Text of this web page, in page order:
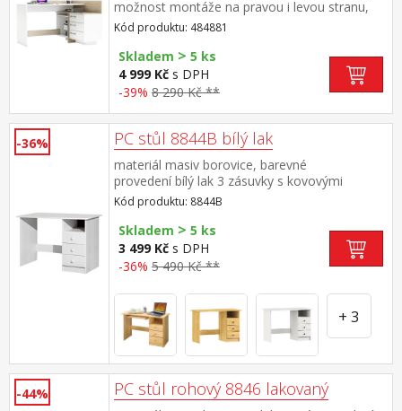
možnost montáže na pravou i levou stranu,
výška pracovní desky 77 cm 1 velká police,
rozměr police (š/h) 51 × 39 cm 3 zásuvky s
kovovými pojezdy, rozměr zásuvky (š/h/v) 47 ×
31 × 9 cm stříbrné plastové úchytky
Kód produktu: 484881
Skladem > 5 ks
4 999 Kč s DPH
-39% 8 290 Kč **
-36% PC stůl 8844B bílý lak
materiál masiv borovice, barevné
provedení bílý lak 3 zásuvky s kovovými
pojezdy (montáž možná pouze na pravou
stranu) rozměr zásuvky (š/h/v) 27,9 × 30,7 ×
10,5 cm bez výsuvu pro klávesnici
Kód produktu: 8844B
Skladem > 5 ks
3 499 Kč s DPH
-36% 5 490 Kč **
+ 3
-44% PC stůl rohový 8846 lakovaný